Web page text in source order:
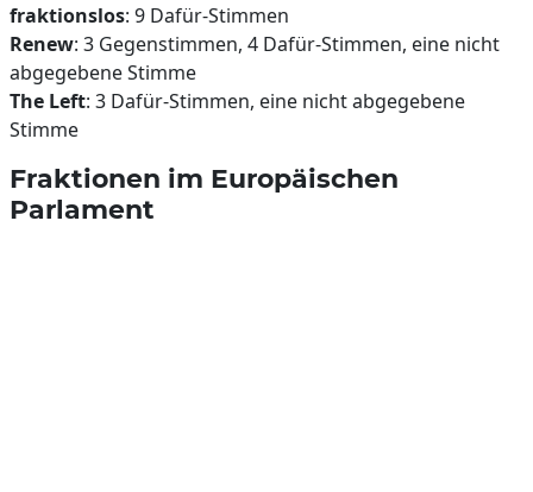
fraktionslos: 9 Dafür-Stimmen
Renew: 3 Gegenstimmen, 4 Dafür-Stimmen, eine nicht
abgegebene Stimme
The Left: 3 Dafür-Stimmen, eine nicht abgegebene
Stimme
Fraktionen im Europäischen
Parlament